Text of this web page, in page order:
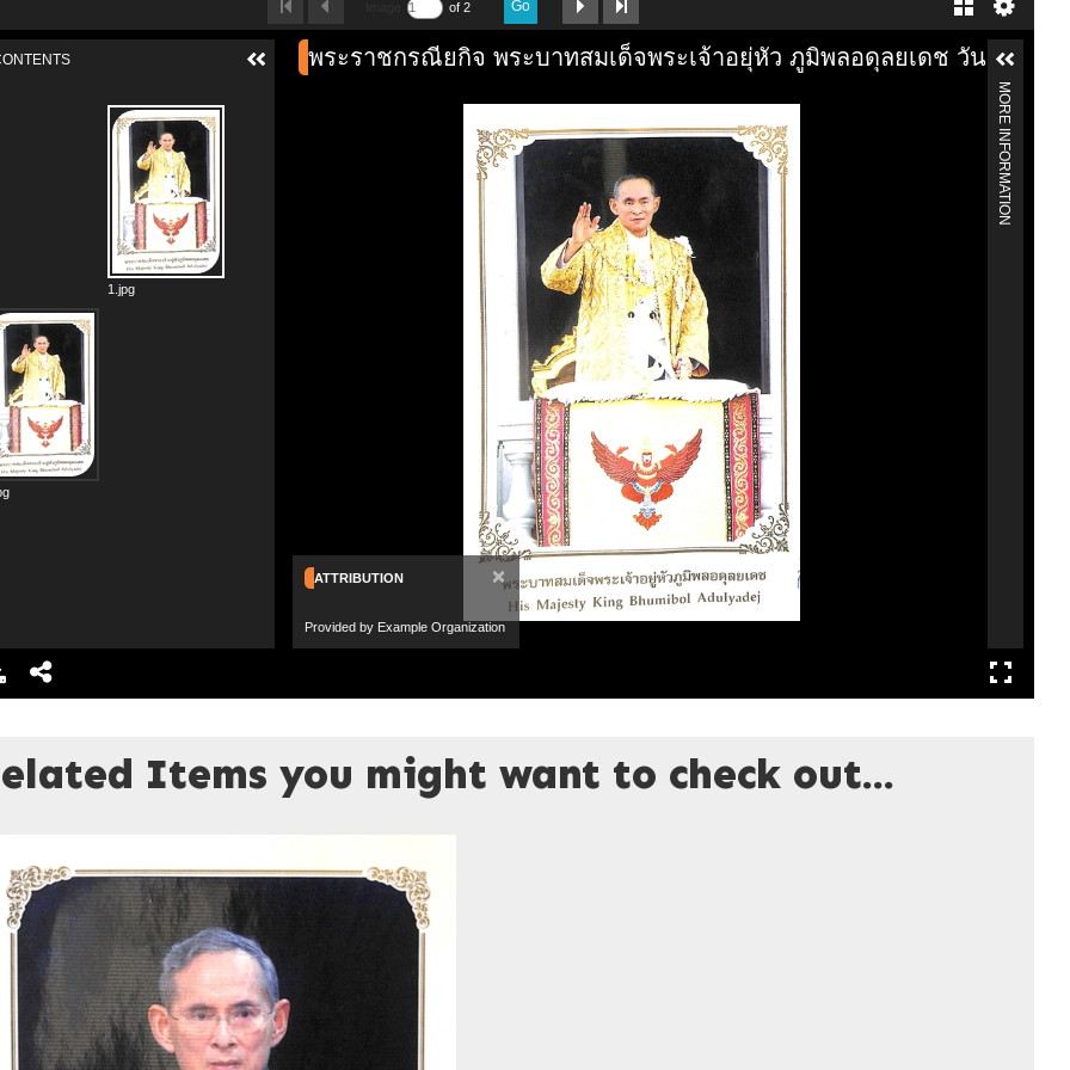
of 2 Go
พระราชกรณียกิจ พระบาทสมเด็จพระเจ้าอยุ่หัว ภูมิพลอดุลยเดช วันเฉลิ
ATTRIBUTION ×
Provided by Example Organization
1.jpg
MORE INFORMATION
Items you might want to check out...